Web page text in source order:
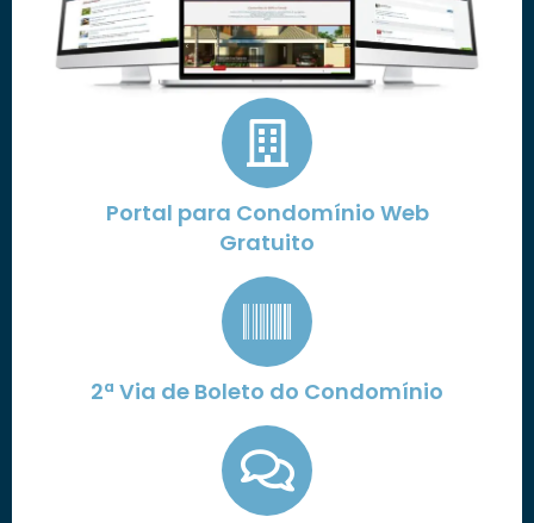
Portal para Condomínio Web
Gratuito
2ª Via de Boleto do Condomínio